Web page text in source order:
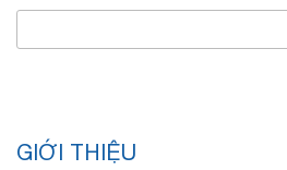
GIỚI THIỆU